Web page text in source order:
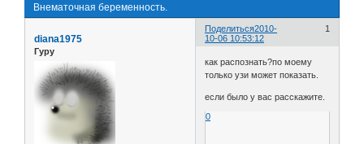
Внематочная беременность.
Поделиться 1
2010-
10-06 10:53:12
diana1975
Гуру
как распознать?по моему
только узи может показать.
если было у вас расскажите.
0